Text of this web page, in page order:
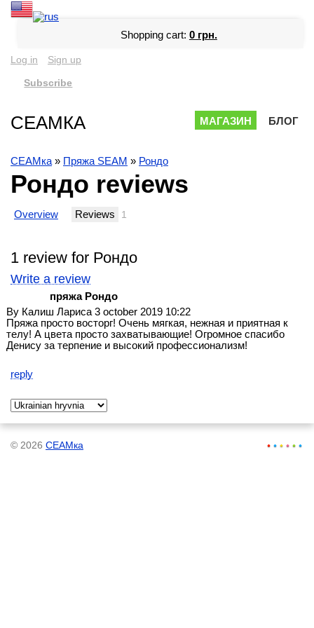
Shopping cart: 0 грн.
Log in Sign up
Subscribe
СЕАМКА МАГАЗИН БЛОГ
СЕАМка » Пряжа SEAM » Рондо
Рондо reviews
Overview Reviews 1
1 review for Рондо
Write a review
пряжа Рондо
By Калиш Лариса 3 october 2019 10:22
Пряжа просто восторг! Очень мягкая, нежная и приятная к
телу! А цвета просто захватывающие! Огромное спасибо
Денису за терпение и высокий профессионализм!
reply
© 2026 СЕАМка